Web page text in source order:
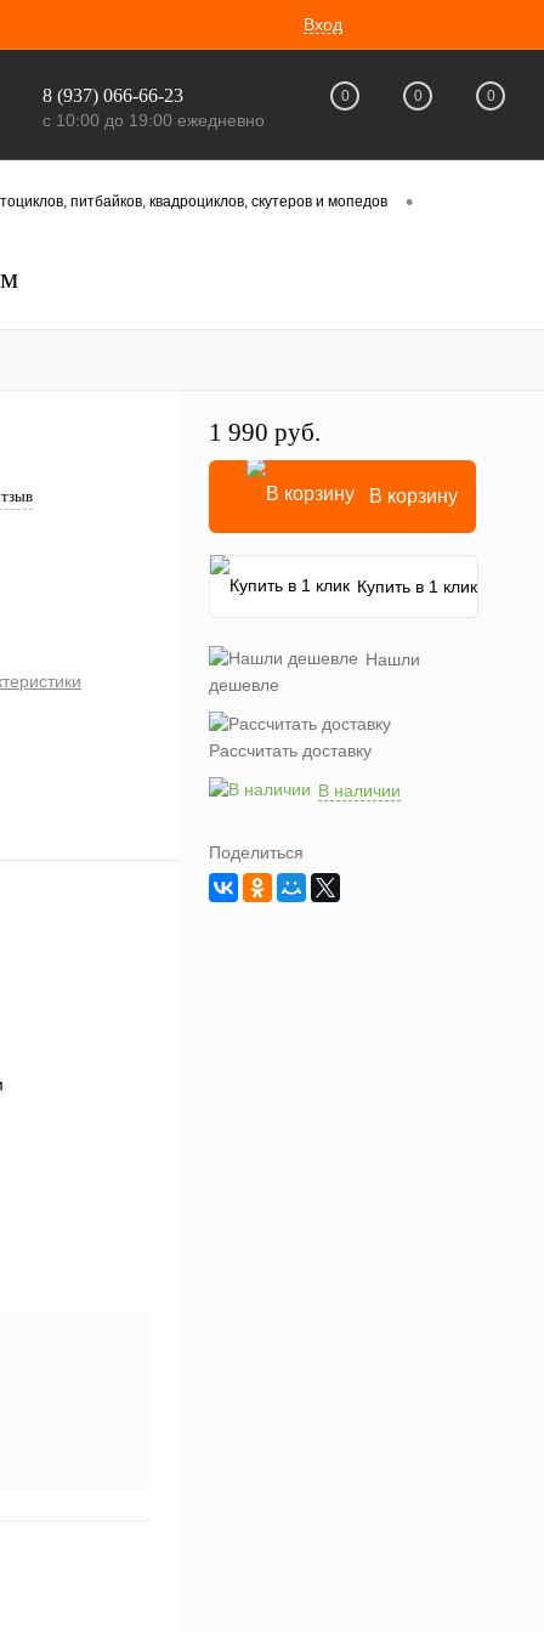
Вход
8 (937) 066-66-23
с 10:00 до 19:00 ежедневно
0 0 0
питбайков, квадроциклов, скутеров и мопедов •
1 990 руб.
В корзину
Купить в 1 клик
Нашли
дешевле
Рассчитать доставку
В наличии
Поделиться